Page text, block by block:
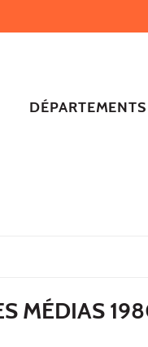
DÉPARTEMENTS
MÉDIAS